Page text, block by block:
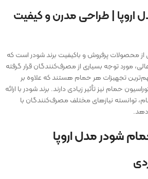
اروپا | طراحی مدرن و کیفیت
از محصولات پرفروش و باکیفیت برند شودر است که
مورد توجه بسیاری از مصرف‌کنندگان قرار گرفته
تجهیزات هر حمام هستند که علاوه بر
حمام نیز تأثیر زیادی دارند. برند شودر با ارائه
توانسته نیازهای مختلف مصرف‌کنندگان با
شودر مدل اروپا